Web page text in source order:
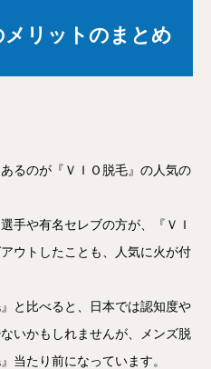
メリットのまとめ
るのが『ＶＩＯ脱毛』の人気の
手や有名セレブの方が、『ＶＩ
ウトしたことも、人気に火が付
と比べると、日本では認知度や
いかもしれませんが、メンズ脱
当たり前になっています。